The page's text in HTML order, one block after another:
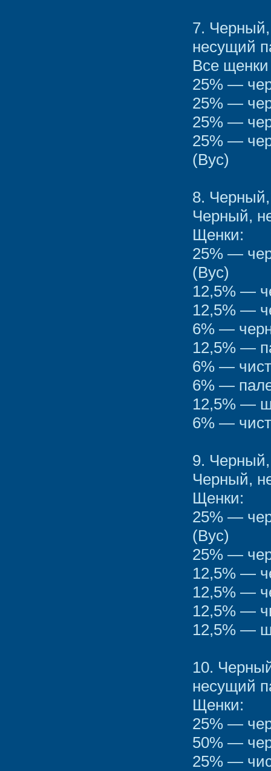
7.
несущий
Все
25% —
25% —
25% —
25% —
(Bус)
8.
Черный,
Щенки:
25% —
(Bус)
12,5% —
12,5% —
6% —
12,5% —
6% —
6% —
12,5% —
6% —
9.
Черный,
Щенки:
25% —
(Bус)
25% —
12,5% —
12,5% —
12,5% —
12,5% —
10.
несущий
Щенки:
25% —
50% —
25% —